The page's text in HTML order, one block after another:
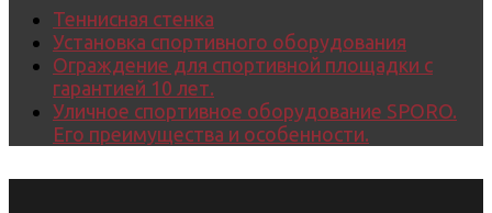
Теннисная стенка
Установка спортивного оборудования
Ограждение для спортивной площадки с
гарантией 10 лет.
Уличное спортивное оборудование SPORO.
Его преимущества и особенности.